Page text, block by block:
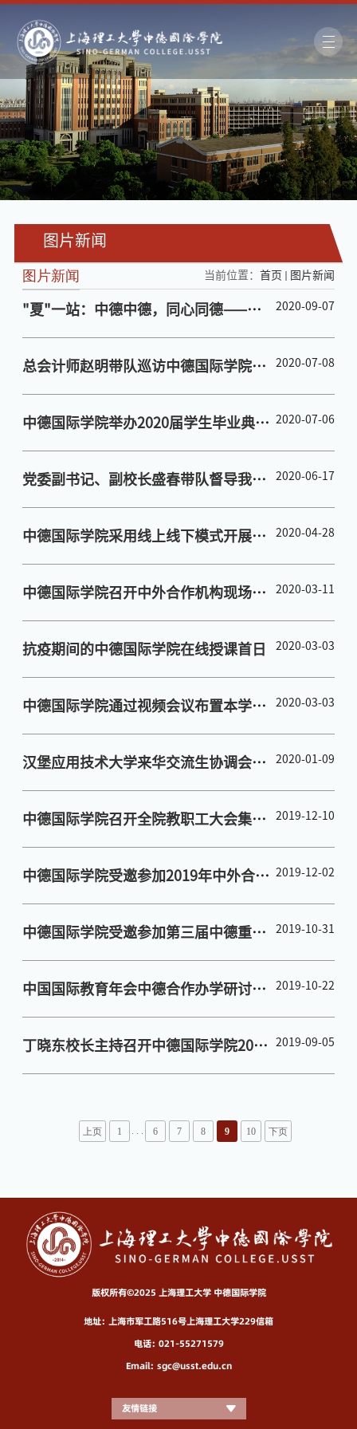
图片新闻
当前位置：首页 图片新闻
图片新闻
"夏"一站：中德中德，同心同德——中
2020-09-07
总会计师赵明带队巡访中德国际学院文
2020-07-08
中德国际学院举办2020届学生毕业典礼
2020-07-06
党委副书记、副校长盛春带队督导我院
2020-06-17
中德国际学院采用线上线下模式开展招
2020-04-28
中德国际学院召开中外合作机构现场评
2020-03-11
抗疫期间的中德国际学院在线授课首日 2020-03-03
中德国际学院通过视频会议布置本学期
2020-03-03
汉堡应用技术大学来华交流生协调会在
2020-01-09
中德国际学院召开全院教职工大会集中
2019-12-10
中德国际学院受邀参加2019年中外合作
2019-12-02
中德国际学院受邀参加第三届中德重庆
2019-10-31
中国国际教育年会中德合作办学研讨会
2019-10-22
丁晓东校长主持召开中德国际学院2019
2019-09-05
上页 1 . . . 6 7 8 9 10 下页
版权所有©2025 上海理工大学 中德国际学院
地址：上海市军工路516号上海理工大学229信箱
电话：021-55271579
Email：sgc@usst.edu.cn
友情链接